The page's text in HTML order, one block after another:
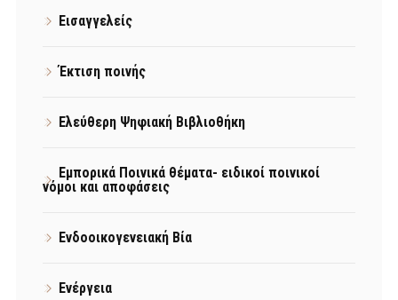
Εισαγγελείς
Έκτιση ποινής
Ελεύθερη Ψηφιακή Βιβλιοθήκη
Εμπορικά Ποινικά θέματα- ειδικοί ποινικοί
νόμοι και αποφάσεις
Ενδοοικογενειακή Βία
Ενέργεια